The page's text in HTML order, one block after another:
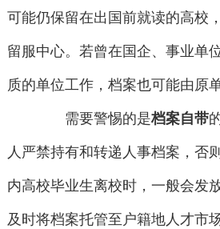
可能仍保留在出国前就读的高校
留服中心。若曾在国企、事业单
质的单位工作，档案也可能由原
需要警惕的是档案自带
人严禁持有和转递人事档案，否
内高校毕业生离校时，一般会发
及时将档案托管至户籍地人才市